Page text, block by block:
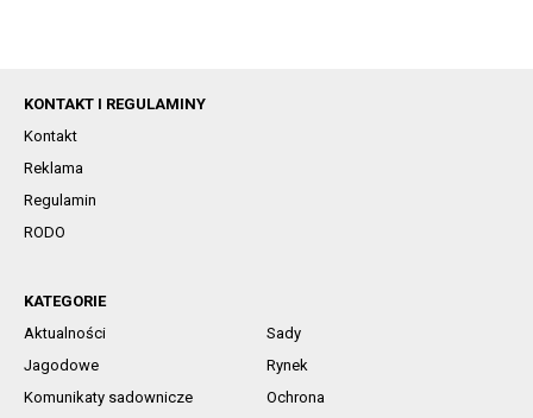
KONTAKT I REGULAMINY
Kontakt
Reklama
Regulamin
RODO
KATEGORIE
Aktualności
Sady
Jagodowe
Rynek
Komunikaty sadownicze
Ochrona